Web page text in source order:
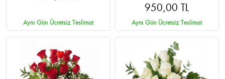
Aynı Gün Ücretsiz Teslimat
950,00 TL
Aynı Gün Ücretsiz Teslimat